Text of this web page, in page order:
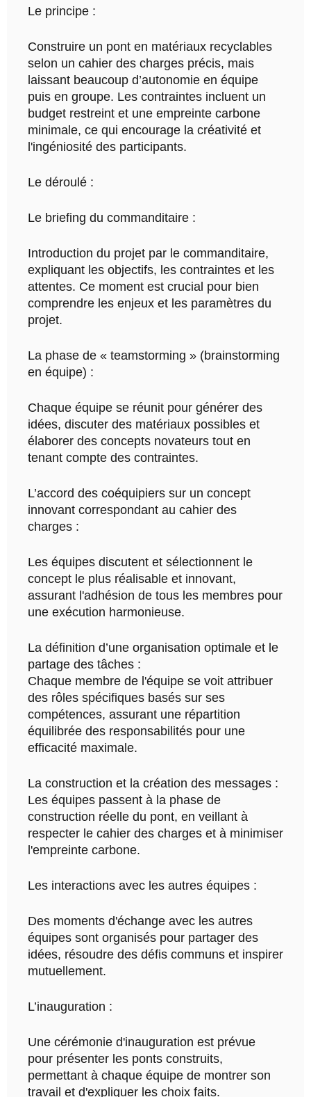
Le principe :
Construire un pont en matériaux recyclables
selon un cahier des charges précis, mais
laissant beaucoup d’autonomie en équipe
puis en groupe. Les contraintes incluent un
budget restreint et une empreinte carbone
minimale, ce qui encourage la créativité et
l'ingéniosité des participants.
Le déroulé :
Le briefing du commanditaire :
Introduction du projet par le commanditaire,
expliquant les objectifs, les contraintes et les
attentes. Ce moment est crucial pour bien
comprendre les enjeux et les paramètres du
projet.
La phase de « teamstorming » (brainstorming
en équipe) :
Chaque équipe se réunit pour générer des
idées, discuter des matériaux possibles et
élaborer des concepts novateurs tout en
tenant compte des contraintes.
L’accord des coéquipiers sur un concept
innovant correspondant au cahier des
charges :
Les équipes discutent et sélectionnent le
concept le plus réalisable et innovant,
assurant l'adhésion de tous les membres pour
une exécution harmonieuse.
La définition d’une organisation optimale et le
partage des tâches :
Chaque membre de l'équipe se voit attribuer
des rôles spécifiques basés sur ses
compétences, assurant une répartition
équilibrée des responsabilités pour une
efficacité maximale.
La construction et la création des messages :
Les équipes passent à la phase de
construction réelle du pont, en veillant à
respecter le cahier des charges et à minimiser
l'empreinte carbone.
Les interactions avec les autres équipes :
Des moments d'échange avec les autres
équipes sont organisés pour partager des
idées, résoudre des défis communs et inspirer
mutuellement.
L’inauguration :
Une cérémonie d'inauguration est prévue
pour présenter les ponts construits,
permettant à chaque équipe de montrer son
travail et d'expliquer les choix faits.